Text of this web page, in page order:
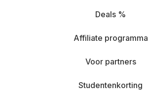
Deals %
Affiliate programma
Voor partners
Studentenkorting